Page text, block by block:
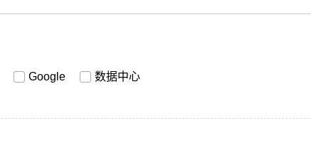
Google 数据中心